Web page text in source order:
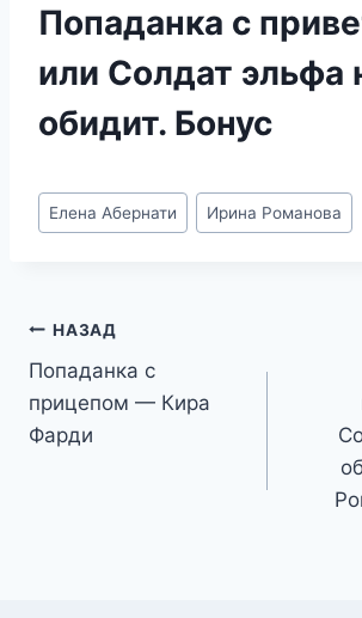
Попаданка с
или Солдат эльфа
обидит. Бонус
Метки
записи:
Елена Абернати Ирина Романова
Навигация
по
записям
НАЗАД
Попаданка с
прицепом — Кира
Фарди